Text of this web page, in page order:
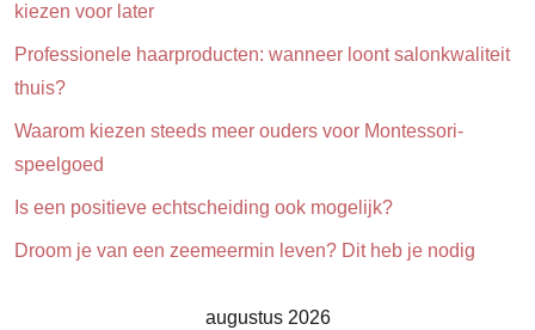
kiezen voor later
Professionele haarproducten: wanneer loont salonkwaliteit
thuis?
Waarom kiezen steeds meer ouders voor Montessori-
speelgoed
Is een positieve echtscheiding ook mogelijk?
Droom je van een zeemeermin leven? Dit heb je nodig
augustus 2026